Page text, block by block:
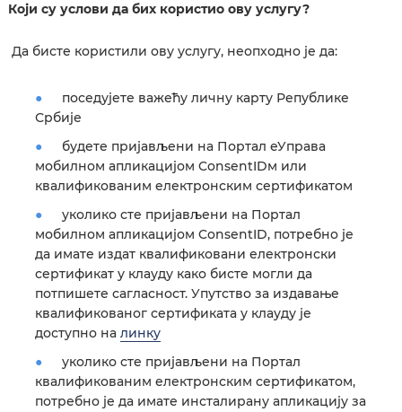
Који су услови да бих користио ову услугу?
Да бисте користили ову услугу, неопходно је да:
поседујете важећу личну карту Републике
Србије
будете пријављени на Портал еУправа
мобилном апликацијом ConsentIDм или
квалификованим електронским сертификатом
уколико сте пријављени на Портал
мобилном апликацијом ConsentID, потребно је
да имате издат квалификовани електронски
сертификат у клауду како бисте могли да
потпишете сагласност. Упутство за издавање
квалификованог сертификата у клауду је
доступно на линку
уколико сте пријављени на Портал
квалификованим електронским сертификатом,
потребно је да имате инсталирану апликацију за